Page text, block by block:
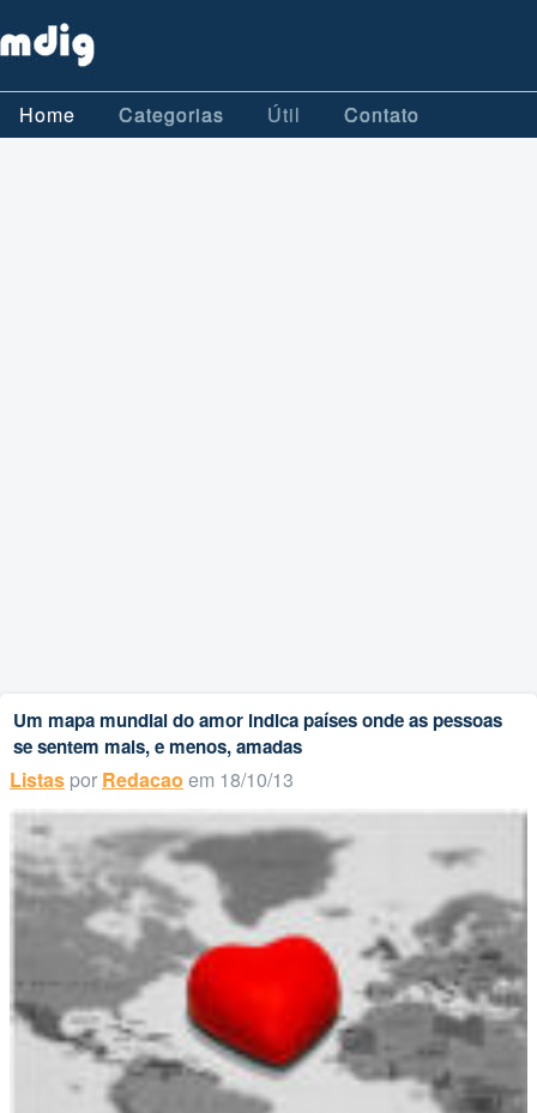
Home Categorias Útil Contato
Um mapa mundial do amor indica países onde as pessoas
se sentem mais, e menos, amadas
Listas por Redacao em 18/10/13